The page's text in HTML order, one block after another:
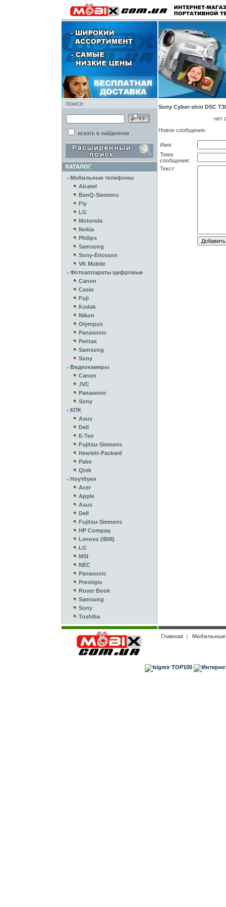
ПОИСК
искать в найденном
КАТАЛОГ
Мобильные телефоны
Alcatel
BenQ-Siemens
Fly
LG
Motorola
Nokia
Philips
Samsung
Sony-Ericsson
VK Mobile
Фотоаппараты цифровые
Canon
Casio
Fuji
Kodak
Nikon
Olympus
Panasonic
Pentax
Samsung
Sony
Видеокамеры
Canon
JVC
Panasonic
Sony
КПК
Asus
Dell
E-Ten
Fujitsu-Siemens
Hewlett-Packard
Palm
Qtek
Ноутбуки
Acer
Apple
Asus
Dell
Fujitsu-Siemens
HP Compaq
Lenovo (IBM)
LG
MSI
NEC
Panasonic
Prestigio
Rover Book
Samsung
Sony
Toshiba
Sony Cyber-shot DSC
нет
Новое сообщение:
Имя:
Тема
сообщения:
Текст:
Главная|